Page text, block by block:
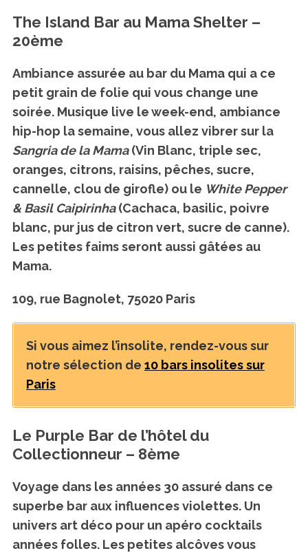
The Island Bar au Mama Shelter –
20ème
Ambiance assurée au bar du Mama qui a ce
petit grain de folie qui vous change une
soirée. Musique live le week-end, ambiance
hip-hop la semaine, vous allez vibrer sur la
Sangria de la Mama(Vin Blanc, triple sec,
oranges, citrons, raisins, pêches, sucre,
cannelle, clou de girofle) ou le White Pepper
& Basil Caipirinha(Cachaca, basilic, poivre
blanc, pur jus de citron vert, sucre de canne).
Les petites faims seront aussi gâtées au
Mama.
109, rue Bagnolet, 75020 Paris
Si vous aimez l’insolite, rendez-vous sur
notre sélection de 10 bars insolites sur
Paris
Le Purple Bar de l’hôtel du
Collectionneur – 8ème
Voyage dans les années 30 assuré dans ce
superbe bar aux influences violettes. Un
univers art déco pour un apéro cocktails
années folles. Les petites alcôves vous